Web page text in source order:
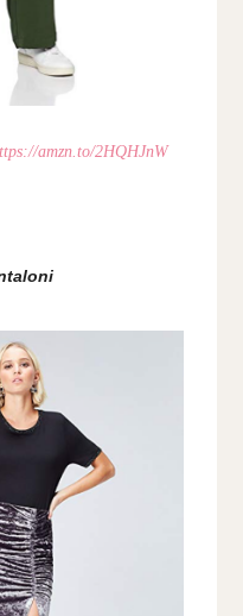
amzn.to/2HQHJnW